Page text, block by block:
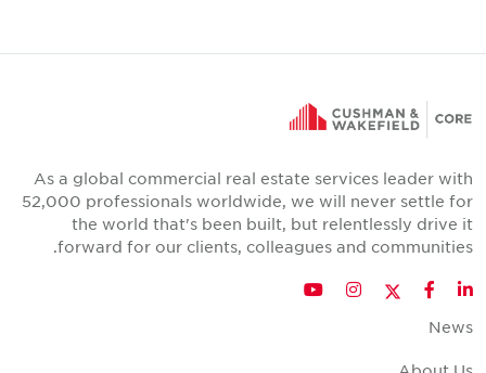
As a global commercial real estate services leader with
52,000 professionals worldwide, we will never settle for
the world that's been built, but relentlessly drive it
forward for our clients, colleagues and communities.
LinkedIn
Facebook
Twitter
Instagram
YouTube
News